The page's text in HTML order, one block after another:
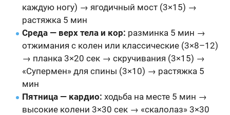
каждую ногу) → ягодичный мост (3×15) →
растяжка 5 мин
Среда — верх тела и кор: разминка 5 мин →
отжимания с колен или классические (3×8–12)
→ планка 3×20 сек → скручивания (3×15) →
«Супермен» для спины (3×10) → растяжка 5
мин
Пятница — кардио: ходьба на месте 5 мин →
высокие колени 3×30 сек → «скалолаз» 3×30